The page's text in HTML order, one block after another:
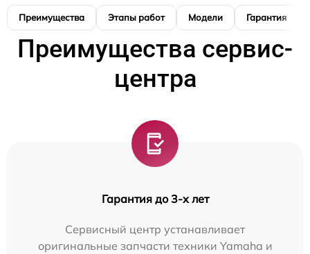
Преимущества Этапы работ Модели Гарантия
Преимущества сервис-
центра
Гарантия до 3-х лет
Сервисный центр устанавливает
оригинальные запчасти техники Yamaha и